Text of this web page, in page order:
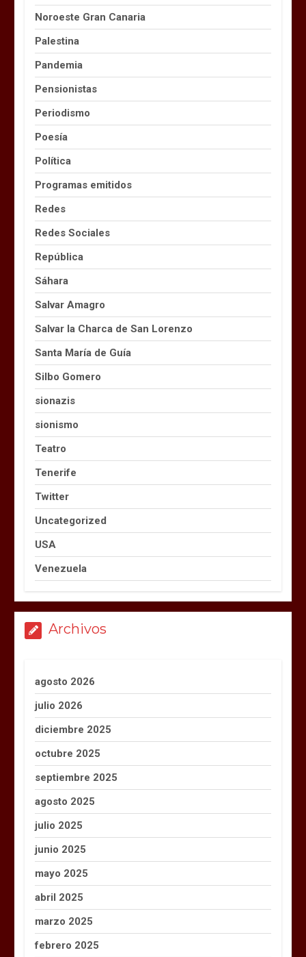
Noroeste Gran Canaria
Palestina
Pandemia
Pensionistas
Periodismo
Poesía
Política
Programas emitidos
Redes
Redes Sociales
República
Sáhara
Salvar Amagro
Salvar la Charca de San Lorenzo
Santa María de Guía
Silbo Gomero
sionazis
sionismo
Teatro
Tenerife
Twitter
Uncategorized
USA
Venezuela
Archivos
agosto 2026
julio 2026
diciembre 2025
octubre 2025
septiembre 2025
agosto 2025
julio 2025
junio 2025
mayo 2025
abril 2025
marzo 2025
febrero 2025